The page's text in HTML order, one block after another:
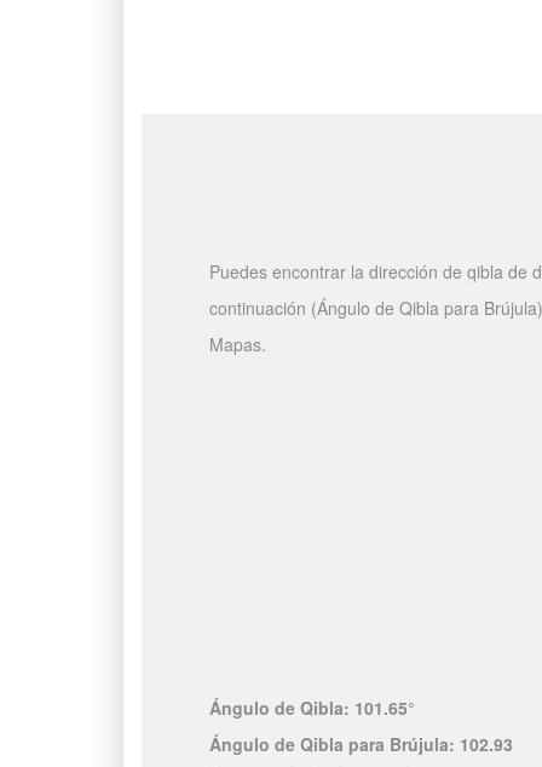
Puedes encontrar la dirección de qibla de
continuación (Ángulo de Qibla para
Mapas.
Ángulo de Qibla: 101.65°
Ángulo de Qibla para Brújula: 102.93